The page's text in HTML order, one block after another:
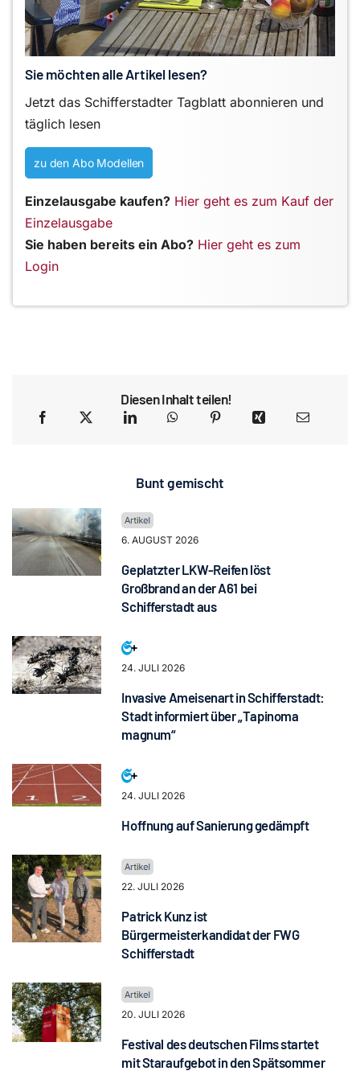
Sie möchten alle Artikel lesen?
Jetzt das Schifferstadter Tagblatt abonnieren und
täglich lesen
zu den Abo Modellen
Einzelausgabe kaufen? Hier geht es zum Kauf der
Einzelausgabe
Sie haben bereits ein Abo? Hier geht es zum
Login
Diesen Inhalt teilen!
Bunt gemischt
6. AUGUST 2026
Geplatzter LKW-Reifen löst
Großbrand an der A61 bei
Schifferstadt aus
24. JULI 2026
Invasive Ameisenart in Schifferstadt:
Stadt informiert über „Tapinoma
magnum“
24. JULI 2026
Hoffnung auf Sanierung gedämpft
22. JULI 2026
Patrick Kunz ist
Bürgermeisterkandidat der FWG
Schifferstadt
20. JULI 2026
Festival des deutschen Films startet
mit Staraufgebot in den Spätsommer